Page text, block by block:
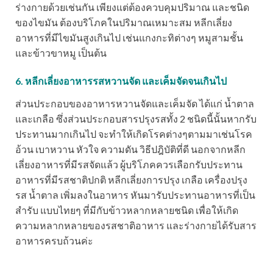
ร่างกายด้วยเช่นกัน เพียงแต่ต้องควบคุมปริมาณ และชนิด
ของไขมัน ต้องบริโภคในปริมาณเหมาะสม หลีกเลี่ยง
อาหารที่มีไขมันสูงเกินไป เช่นแกงกะทิต่างๆ หมูสามชั้น
และข้าวขาหมู เป็นต้น
6. หลีกเลี่ยงอาหารรสหวานจัด และเค็มจัดจนเกินไป
ส่วนประกอบของอาหารหวานจัดและเค็มจัด ได้แก่ น้ำตาล
และเกลือ ซึ่งส่วนประกอบสารปรุงรสทั้ง 2 ชนิดนี้นั้นหากรับ
ประทานมากเกินไป จะทำให้เกิดโรคต่างๆตามมาเช่นโรค
อ้วน เบาหวาน หัวใจ ความดัน วิธีปฎิบัติที่ดี นอกจากหลีก
เลี่ยงอาหารที่มีรสจัดแล้ว ผู้บริโภคควรเลือกรับประทาน
อาหารที่มีรสชาติปกติ หลีกเลี่ยงการปรุง เกลือ เครื่องปรุง
รส น้ำตาล เพิ่มลงในอาหาร หันมารับประทานอาหารที่เป็น
สำรับ แบบไทยๆ ที่มีกับข้าวหลากหลายชนิด เพื่อให้เกิด
ความหลากหลายของรสชาติอาหาร และร่างกายได้รับสาร
อาหารครบถ้วนค่ะ